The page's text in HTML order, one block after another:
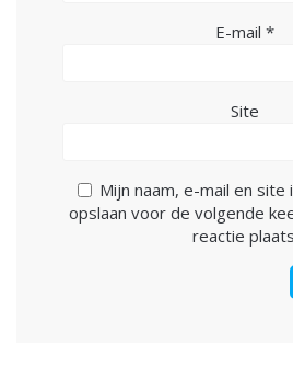
E-mail *
Site
Mijn naam, e-mail en
opslaan voor de volgende
reactie